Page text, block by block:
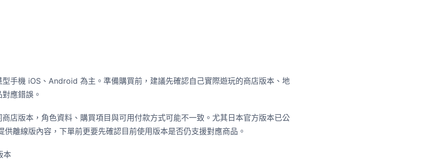
手機 iOS、Android 為主。準備購買前，建議先確認自己實際遊玩的商店版本、地
應錯誤。
店版本，角色資料、購買項目與可用付款方式可能不一致。尤其日本官方版本已公
離線版內容，下單前更要先確認目前使用版本是否仍支援對應商品。
本